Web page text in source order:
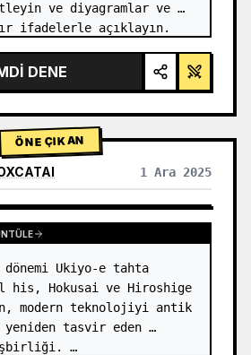
ve diyagramlar ve
ifadelerle açıklayın.
DENE
ÖNE ÇIKAN
1 Ara 2025
dönemi Ukiyo-e tahta
his, Hokusai ve Hiroshige
modern teknolojiyi antik
yeniden tasvir eden
…